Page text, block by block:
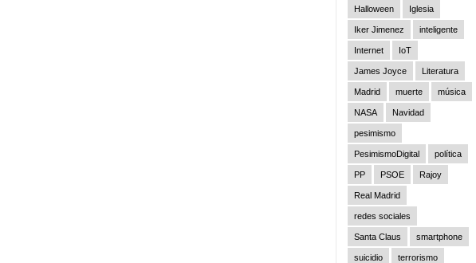
Halloween Iglesia
Iker Jimenez inteligente
Internet IoT
James Joyce Literatura
Madrid muerte música
NASA Navidad
pesimismo
PesimismoDigital política
PP PSOE Rajoy
Real Madrid
redes sociales
Santa Claus smartphone
suicidio terrorismo